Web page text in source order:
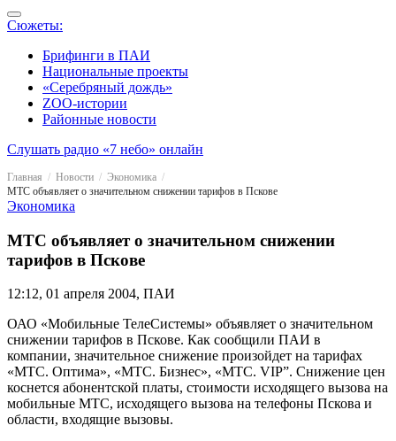
Сюжеты:
Брифинги в ПАИ
Национальные проекты
«Серебряный дождь»
ZOO-истории
Районные новости
Слушать радио «7 небо» онлайн
Главная Новости
Экономика
МТС объявляет о значительном снижении тарифов в Пскове
Экономика
МТС объявляет о значительном снижении
тарифов в Пскове
12:12, 01 апреля 2004, ПАИ
ОАО «Мобильные ТелеСистемы» объявляет о значительном
снижении тарифов в Пскове. Как сообщили ПАИ в
компании, значительное снижение произойдет на тарифах
«МТС. Оптима», «МТС. Бизнес», «МТС. VIP”. Снижение цен
коснется абонентской платы, стоимости исходящего вызова на
мобильные МТС, исходящего вызова на телефоны Пскова и
области, входящие вызовы.